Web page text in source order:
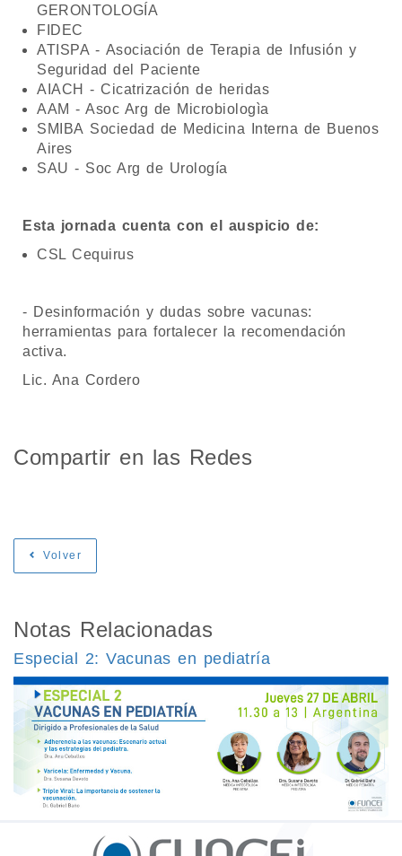
GERONTOLOGÍA
FIDEC
ATISPA - Asociación de Terapia de Infusión y
Seguridad del Paciente
AIACH - Cicatrización de heridas
AAM - Asoc Arg de Microbiologìa
SMIBA Sociedad de Medicina Interna de Buenos
Aires
SAU - Soc Arg de Urología
Esta jornada cuenta con el auspicio de:
CSL Cequirus
- Desinformación y dudas sobre vacunas:
herramientas para fortalecer la recomendación
activa.
Lic. Ana Cordero
Compartir en las Redes
Volver
Notas Relacionadas
Especial 2: Vacunas en pediatría